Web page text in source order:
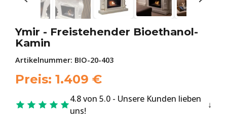
Ymir - Freistehender Bioethanol-
Kamin
Artikelnummer: BIO-20-403
Preis: 1.409 €
4.8 von 5.0 - Unsere Kunden lieben
uns!